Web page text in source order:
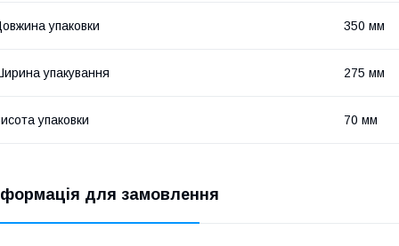
упаковки 350 мм
упакування 275 мм
упаковки 70 мм
для замовлення